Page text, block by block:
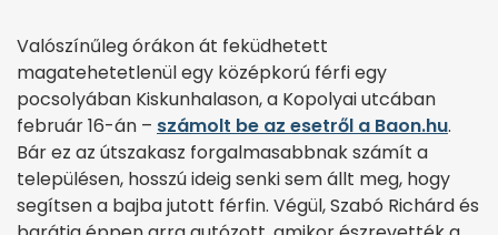
Valószínűleg órákon át feküdhetett
magatehetetlenül egy középkorú férfi egy
pocsolyában Kiskunhalason, a Kopolyai utcában
február 16-án – számolt be az esetről a Baon.hu.
Bár ez az útszakasz forgalmasabbnak számít a
településen, hosszú ideig senki sem állt meg, hogy
segítsen a bajba jutott férfin. Végül, Szabó Richárd és